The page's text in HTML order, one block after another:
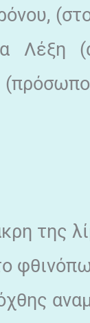
Λέξη
της